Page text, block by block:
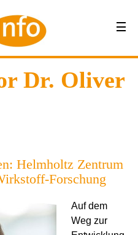
Dr. Oliver
Helmholtz Zentrum
Forschung
Auf dem
Weg zur